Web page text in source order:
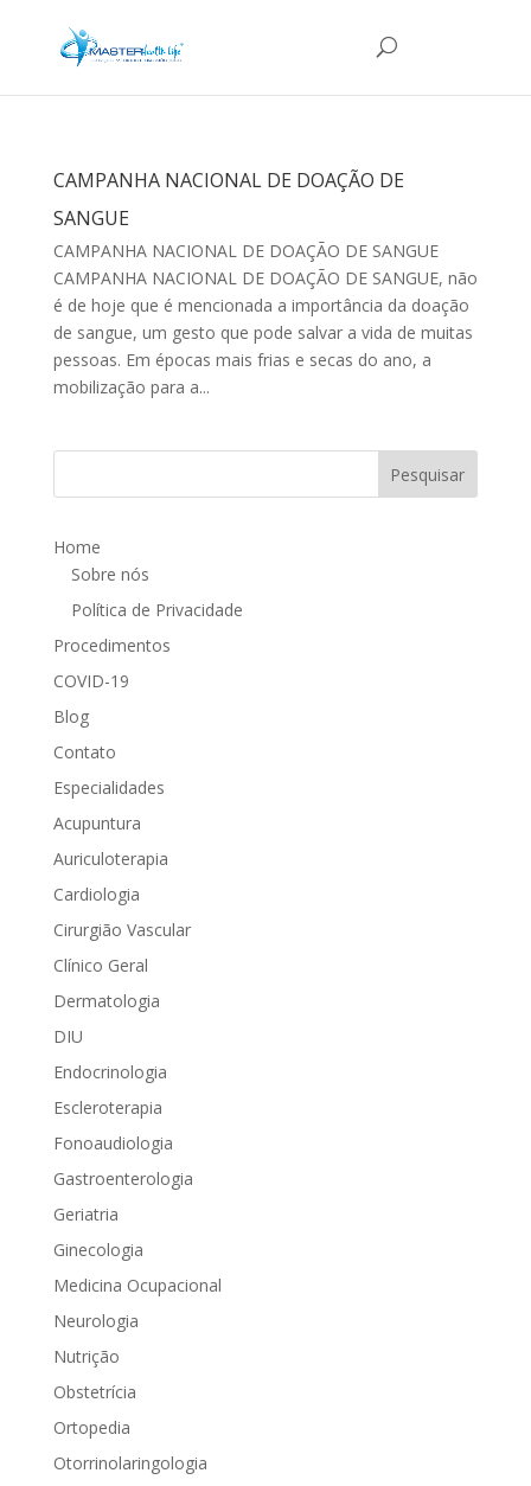
CAMPANHA NACIONAL DE DOAÇÃO DE
SANGUE
CAMPANHA NACIONAL DE DOAÇÃO DE SANGUE
CAMPANHA NACIONAL DE DOAÇÃO DE SANGUE, não
é de hoje que é mencionada a importância da doação
de sangue, um gesto que pode salvar a vida de muitas
pessoas. Em épocas mais frias e secas do ano, a
mobilização para a...
Home
Sobre nós
Política de Privacidade
Procedimentos
COVID-19
Blog
Contato
Especialidades
Acupuntura
Auriculoterapia
Cardiologia
Cirurgião Vascular
Clínico Geral
Dermatologia
DIU
Endocrinologia
Escleroterapia
Fonoaudiologia
Gastroenterologia
Geriatria
Ginecologia
Medicina Ocupacional
Neurologia
Nutrição
Obstetrícia
Ortopedia
Otorrinolaringologia